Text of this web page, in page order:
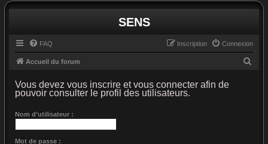
SENS
FAQ Connexion
Inscription
Accueil du forum
Vous devez vous inscrire et vous connecter afin de
pouvoir consulter le profil des utilisateurs.
Nom d’utilisateur :
Mot de passe :